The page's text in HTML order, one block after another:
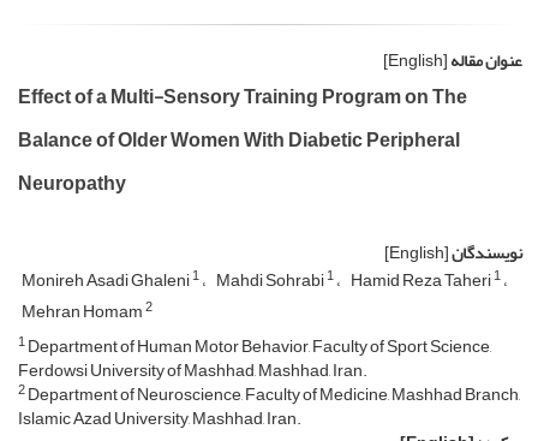
عنوان مقاله[English]
Effect of a Multi-Sensory Training Program on The
Balance of Older Women With Diabetic Peripheral
Neuropathy
نویسندگان[English]
Monireh Asadi Ghaleni1 Mahdi Sohrabi1 Hamid Reza Taheri1
Mehran Homam2
1Department of Human Motor Behavior, Faculty of Sport Science,
Ferdowsi University of Mashhad, Mashhad, Iran.
2Department of Neuroscience, Faculty of Medicine, Mashhad Branch,
Islamic Azad University, Mashhad, Iran.